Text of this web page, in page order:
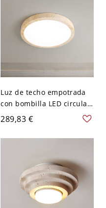
Luz de techo empotrada
con bombilla LED circular
de piedra natural y
pantalla de acrílico - 110
A 120 V 38,1 cm
289,83 €